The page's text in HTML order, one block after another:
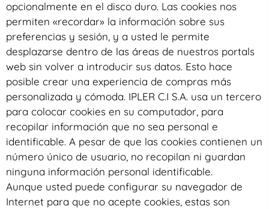
opcionalmente en el disco duro. Las cookies nos
permiten «recordar» la información sobre sus
preferencias y sesión, y a usted le permite
desplazarse dentro de las áreas de nuestros portals
web sin volver a introducir sus datos. Esto hace
posible crear una experiencia de compras más
personalizada y cómoda. IPLER C.I S.A. usa un tercero
para colocar cookies en su computador, para
recopilar información que no sea personal e
identificable. A pesar de que las cookies contienen un
número único de usuario, no recopilan ni guardan
ninguna información personal identificable.
Aunque usted puede configurar su navegador de
Internet para que no acepte cookies, estas son